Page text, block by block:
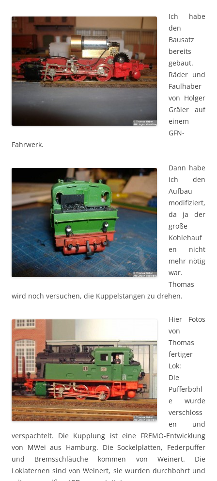
Ich habe
den
Bausatz
bereits
gebaut.
Räder und
Faulhaber
von Holger
Gräler auf
einem
GFN-
Fahrwerk.
Dann habe
ich den
Aufbau
modifiziert,
da ja der
große
Kohlehauf
en nicht
mehr nötig
war.
Thomas
wird noch versuchen, die Kuppelstangen zu drehen.
Hier Fotos
von
Thomas
fertiger
Lok:
Die
Pufferbohl
e wurde
verschloss
en und
verspachtelt. Die Kupplung ist eine FREMO-Entwicklung
von MWei aus Hamburg. Die Sockelplatten, Federpuffer
und Bremsschläuche kommen von Weinert. Die
Loklaternen sind von Weinert, sie wurden durchbohrt und